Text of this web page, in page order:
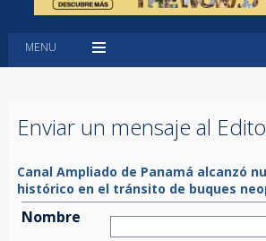
MENU
Enviar un mensaje al
Canal Ampliado de Panamá alcanzó
histórico en el tránsito de buques
Nombre